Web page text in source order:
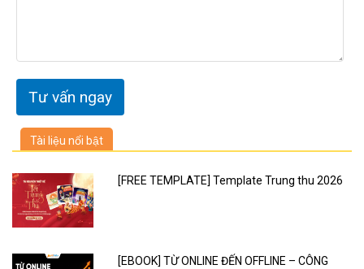
Tài liệu nổi bật
[FREE TEMPLATE] Template Trung thu 2026
[EBOOK] TỪ ONLINE ĐẾN OFFLINE – CÔNG